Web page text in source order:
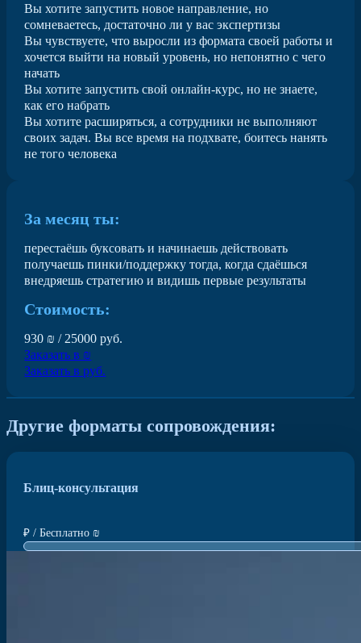
Вы хотите запустить новое направление, но
сомневаетесь, достаточно ли у вас экспертизы
Вы чувствуете, что выросли из формата своей работы и
хочется выйти на новый уровень, но непонятно с чего
начать
Вы хотите запустить свой онлайн-курс, но не знаете,
как его набрать
Вы хотите расширяться, а сотрудники не выполняют
своих задач. Вы все время на подхвате, боитесь нанять
не того человека
За месяц ты:
перестаёшь буксовать и начинаешь действовать
получаешь пинки/поддержку тогда, когда сдаёшься
внедряешь стратегию и видишь первые результаты
Стоимость:
930 ₪ / 25000 руб.
Заказать в ₪
Заказать в руб.
Другие форматы сопровождения:
Блиц-консультация
₽ / Бесплатно ₪